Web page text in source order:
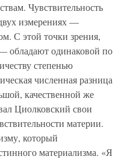
Чувствительность
измерениях —
С этой точки зрения,
обладают одинаковой по
степенью
численная разница
качественной же
Циолковский свои
материи.
который
материализма. «Я